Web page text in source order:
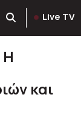
Live TV
Η
και